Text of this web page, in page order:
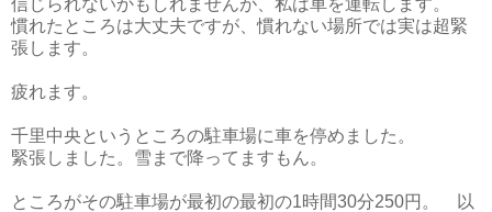
慣れたところは大丈夫ですが、慣れない場所では実は超緊
張します。
疲れます。
千里中央というところの駐車場に車を停めました。
緊張しました。雪まで降ってますもん。
ところがその駐車場が最初の最初の1時間30分250円。 以